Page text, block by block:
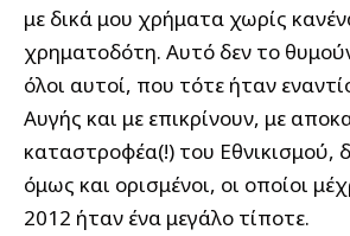
με δικά μου χρήματα χωρίς
χρηματοδότη. Αυτό δεν το
όλοι αυτοί, που τότε ήταν
Αυγής και με επικρίνουν, με
καταστροφέα(!) του Εθνικισμού,
όμως και ορισμένοι, οι οποίοι
2012 ήταν ένα μεγάλο τίποτε.